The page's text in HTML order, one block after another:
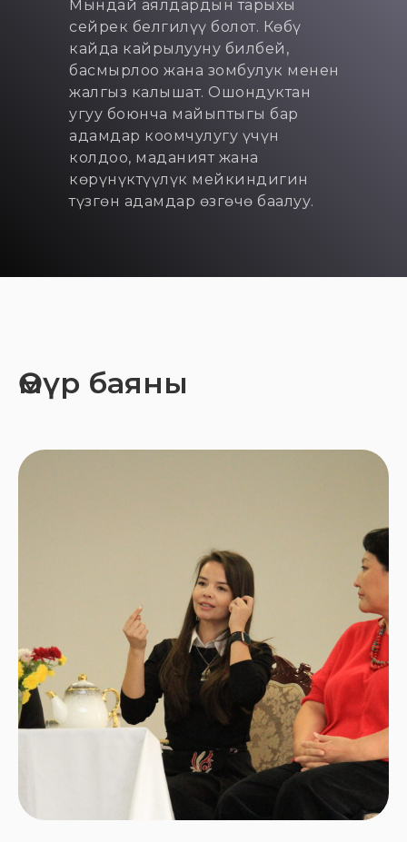
Мындай аялдардын тарыхы
сейрек белгилүү болот. Көбү
кайда кайрылууну билбей,
басмырлоо жана зомбулук менен
жалгыз калышат. Ошондуктан
угуу боюнча майыптыгы бар
адамдар коомчулугу үчүн
колдоо, маданият жана
көрүнүктүүлүк мейкиндигин
түзгөн адамдар өзгөчө баалуу.
Өмүр баяны